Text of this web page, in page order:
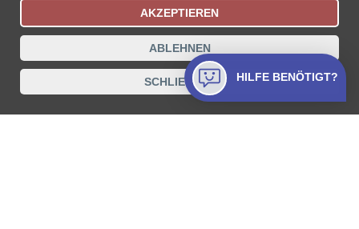
Bestellungsstatus Ämtersuche der Schweiz
Datenschutz Impressum Nutzungsbestimmungen
Kontakt
AKZEPTIEREN
ABLEHNEN
SCHLIESSEN HILFE BENÖTIGT?